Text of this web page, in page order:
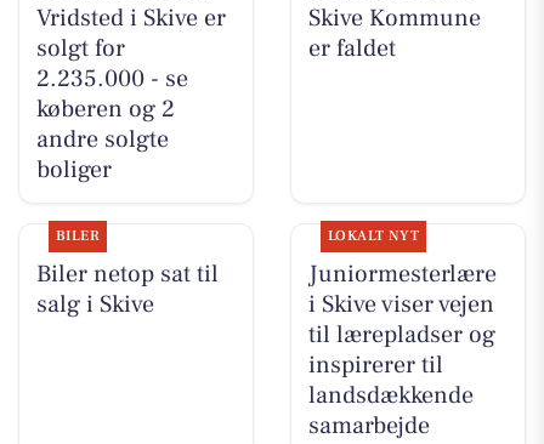
Vridsted i Skive er
solgt for
2.235.000 - se
køberen og 2
andre solgte
boliger
Skive Kommune
er faldet
BILER
Biler netop sat til
salg i Skive
LOKALT NYT
Juniormesterlære
i Skive viser vejen
til lærepladser og
inspirerer til
landsdækkende
samarbejde